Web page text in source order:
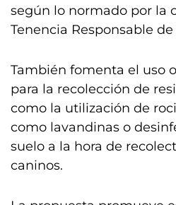
según lo normado por la
Tenencia Responsable de
También fomenta el uso
para la recolección de
como la utilización de
como lavandinas o
suelo a la hora de
caninos.